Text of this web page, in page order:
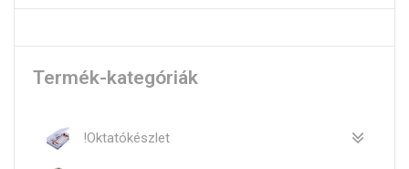
Termék-kategóriák
!Oktatókészlet